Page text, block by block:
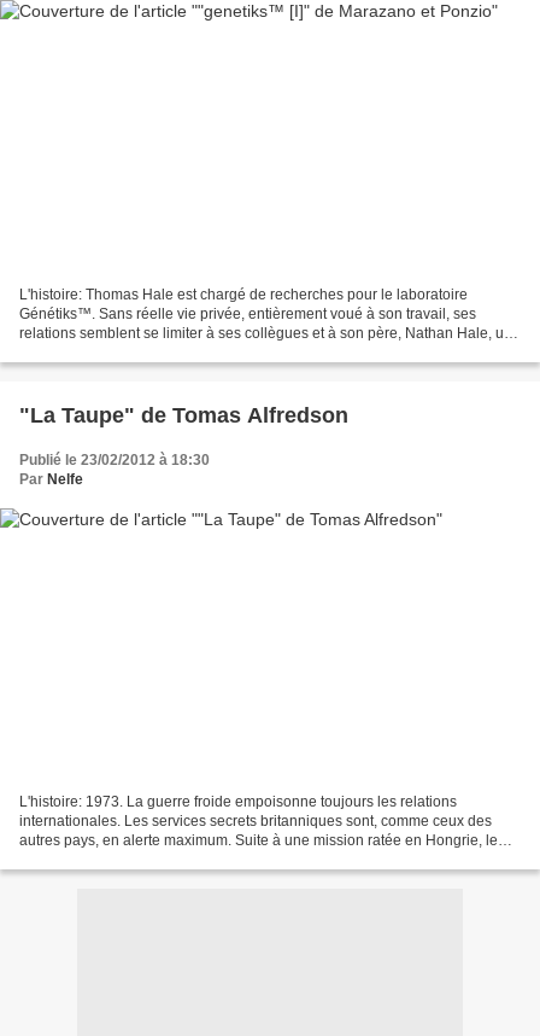
L'histoire: Thomas Hale est chargé de recherches pour le laboratoire
Génétiks™. Sans réelle vie privée, entièrement voué à son travail, ses
relations semblent se limiter à ses collègues et à son père, Nathan Hale, un
"La Taupe" de Tomas Alfredson
Publié le 23/02/2012 à 18:30
Par Nelfe
L'histoire: 1973. La guerre froide empoisonne toujours les relations
internationales. Les services secrets britanniques sont, comme ceux des
autres pays, en alerte maximum. Suite à une mission ratée en Hongrie, le